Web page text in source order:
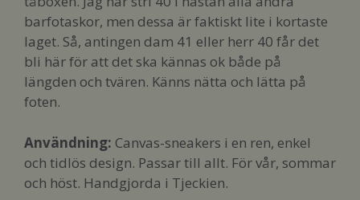
barfotaskor, men dessa är faktiskt lite i kortaste
laget. Så, antingen dam 41 eller herr 40 får det
bli här för att det ska kännas ok både på
längden och tvären. Känns nätta och lätta på
foten.
Användning: Canvas-sneakers i en ren, enkel
och tidlös design. Passar till allt. För vår, sommar
och höst. Handgjorda i Tjeckien.